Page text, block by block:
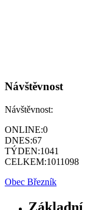
Návštěvnost
Návštěvnost:
ONLINE:0
DNES:67
TÝDEN:1041
CELKEM:1011098
Obec Březník
Základní